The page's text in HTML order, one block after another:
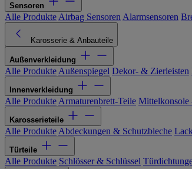
Sensoren
Alle Produkte Airbag Sensoren Alarmsensoren
Karosserie & Anbauteile
Außenverkleidung
Alle Produkte Außenspiegel Dekor- & Zierleisten
Innenverkleidung
Alle Produkte Armaturenbrett-Teile Mittelkonsole
Karosserieteile
Alle Produkte Abdeckungen & Schutzbleche
Türteile
Alle Produkte Schlösser & Schlüssel